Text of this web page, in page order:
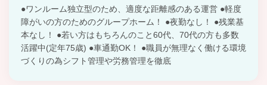
●ワンルーム独立型のため、適度な距離感のある運営 ●軽度
障がいの方のためのグループホーム！ ●夜勤なし！ ●残業基
本なし！ ●若い方はもちろんのこと60代、70代の方も多数
活躍中(定年75歳) ●車通勤OK！ ●職員が無理なく働ける環境
づくりの為シフト管理や労務管理を徹底